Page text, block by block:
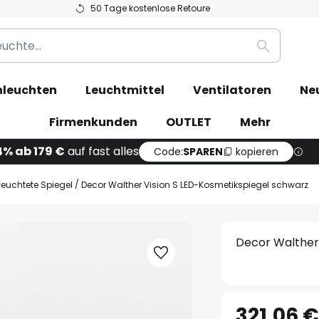
50 Tage kostenlose Retoure
Suche
Leuchtmittel Ventilatoren
Firmenkunden
OUTLET
Mehr
ab 179 € auf fast alles Code:SPAREN kopieren
Spiegel Decor Walther Vision S LED-Kosmetikspiegel schwarz
Decor